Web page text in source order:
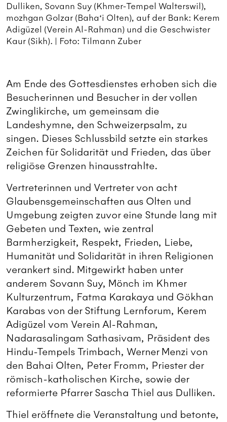
Dulliken, Sovann Suy (Khmer-Tempel Walterswil),
mozhgan Golzar (Baha‘i Olten), auf der Bank: Kerem
Adigüzel (Verein Al-Rahman) und die Geschwister
Kaur (Sikh). | Foto: Tilmann Zuber
Am Ende des Gottesdienstes erhoben sich die
Besucherinnen und Besucher in der vollen
Zwinglikirche, um gemeinsam die
Landeshymne, den Schweizerpsalm, zu
singen. Dieses Schlussbild setzte ein starkes
Zeichen für Solidarität und Frieden, das über
religiöse Grenzen hinausstrahlte.
Vertreterinnen und Vertreter von acht
Glaubensgemeinschaften aus Olten und
Umgebung zeigten zuvor eine Stunde lang mit
Gebeten und Texten, wie zentral
Barmherzigkeit, Respekt, Frieden, Liebe,
Humanität und Solidarität in ihren Religionen
verankert sind. Mitgewirkt haben unter
anderem Sovann Suy, Mönch im Khmer
Kulturzentrum, Fatma Karakaya und Gökhan
Karabas von der Stiftung Lernforum, Kerem
Adigüzel vom Verein Al-Rahman,
Nadarasalingam Sathasivam, Präsident des
Hindu-Tempels Trimbach, Werner Menzi von
den Bahai Olten, Peter Fromm, Priester der
römisch-katholischen Kirche, sowie der
reformierte Pfarrer Sascha Thiel aus Dulliken.
Thiel eröffnete die Veranstaltung und betonte,